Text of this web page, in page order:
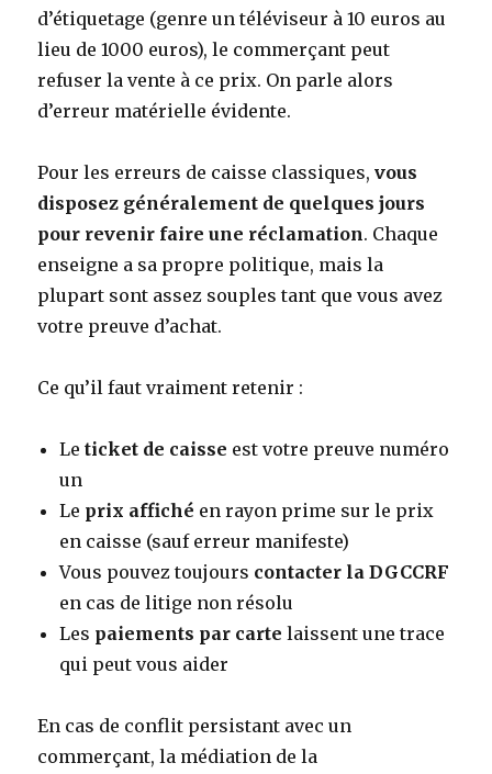
d’étiquetage (genre un téléviseur à 10 euros au
lieu de 1000 euros), le commerçant peut
refuser la vente à ce prix. On parle alors
d’erreur matérielle évidente.
Pour les erreurs de caisse classiques,vous
disposez généralement de quelques jours
pour revenir faire une réclamation. Chaque
enseigne a sa propre politique, mais la
plupart sont assez souples tant que vous avez
votre preuve d’achat.
Ce qu’il faut vraiment retenir :
Leticket de caisse est votre preuve numéro
un
Le prix affiché en rayon prime sur le prix
en caisse (sauf erreur manifeste)
Vous pouvez toujours contacter la DGCCRF
en cas de litige non résolu
Les paiements par carte laissent une trace
qui peut vous aider
En cas de conflit persistant avec un
commerçant, la médiation de la